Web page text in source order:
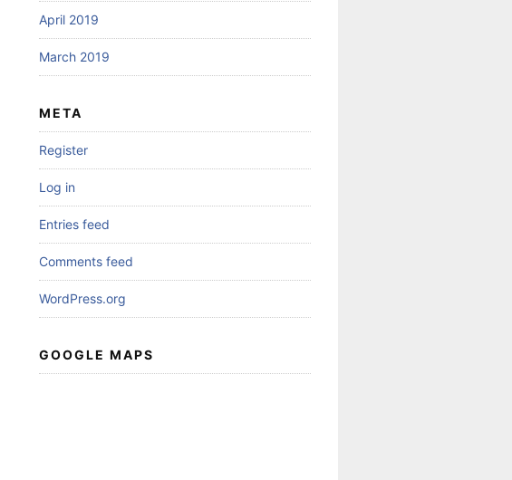
April 2019
March 2019
META
Register
Log in
Entries feed
Comments feed
WordPress.org
GOOGLE MAPS